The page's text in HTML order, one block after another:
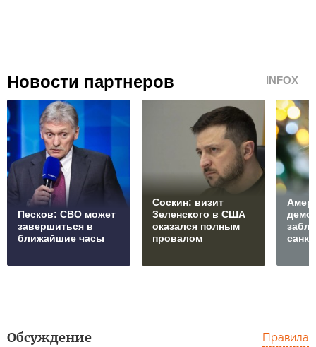
Новости партнеров INFOX
Песков: СВО может
завершиться в
ближайшие часы
Соскин: визит
Зеленского в США
оказался полным
провалом
Обсуждение Правила